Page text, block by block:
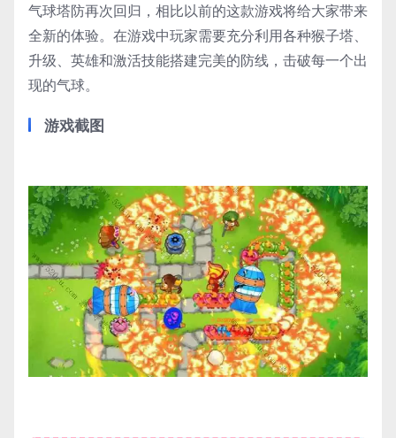
气球塔防再次回归，相比以前的这款游戏将给大家带来
全新的体验。在游戏中玩家需要充分利用各种猴子塔、
升级、英雄和激活技能搭建完美的防线，击破每一个出
现的气球。
游戏截图